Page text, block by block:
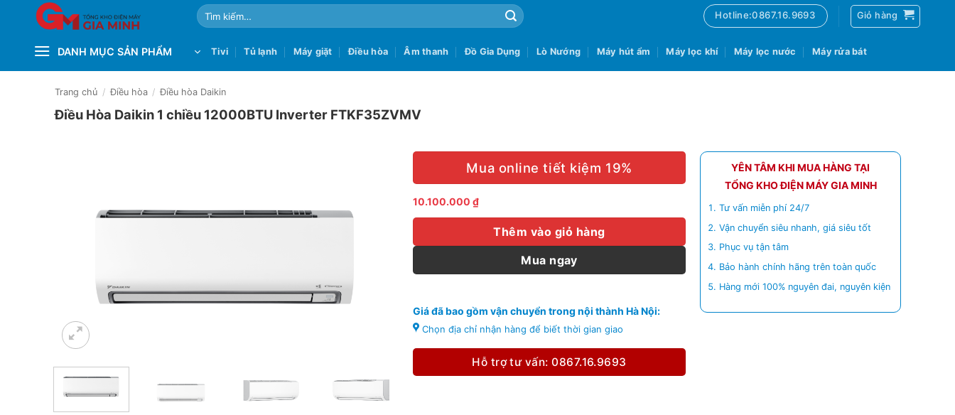
Tìm
kiếm:
Hotline:0867.16.9693 Giỏ hàng
DANH MỤC SẢN PHẨM Tivi Tủ lạnh Máy giặt Điều hòa Âm thanh Đồ Gia Dụng Lò Nướng Máy hút ẩm Máy lọc khí Máy lọc nước Máy rửa bát
Trang chủ / Điều hòa / Điều hòa Daikin
Điều Hòa Daikin 1 chiều 12000BTU Inverter FTKF35ZVMV
Mua online tiết kiệm 19%
10.100.000 ₫
Thêm vào giỏ hàng
Mua ngay
Giá đã bao gồm vận chuyển trong nội thành Hà Nội:
Chọn địa chỉ nhận hàng để biết thời gian giao
Hỗ trợ tư vấn: 0867.16.9693
YÊN TÂM KHI MUA HÀNG TẠI
TỔNG KHO ĐIỆN MÁY GIA MINH
Tư vấn miễn phí 24/7
Vận chuyển siêu nhanh, giá siêu tốt
Phục vụ tận tâm
Bảo hành chính hãng trên toàn quốc
Hàng mới 100% nguyên đai, nguyên kiện